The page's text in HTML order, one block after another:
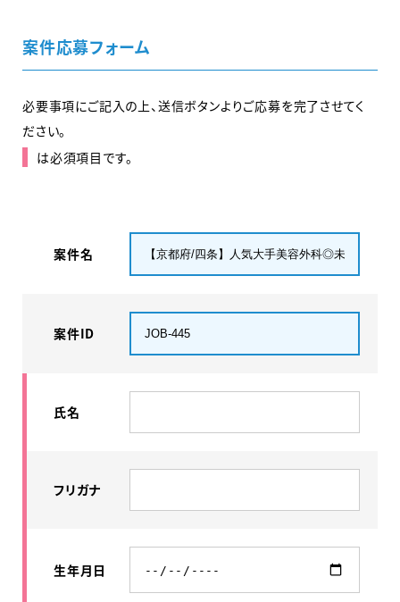
案件応募フォーム
必要事項にご記入の上、送信ボタンよりご応募を完了させてく
ださい。
は必須項目です。
案件名
案件ID
氏名
フリガナ
生年月日